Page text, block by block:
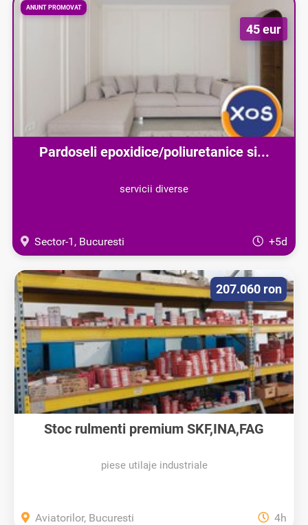
ANUNT PROMOVAT
Pardoseli epoxidice/poliuretanice si...
servicii diverse
45 eur
Sector-1, Bucuresti +5d
Stoc rulmenti premium SKF,INA,FAG
piese utilaje industriale
207.060 ron
Aviatorilor, Bucuresti 4h